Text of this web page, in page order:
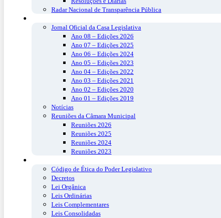
Radar Nacional de Transparência Pública
Jornal Oficial da Casa Legislativa
Ano 08 – Edições 2026
Ano 07 – Edições 2025
Ano 06 – Edições 2024
Ano 05 – Edições 2023
Ano 04 – Edições 2022
Ano 03 – Edições 2021
Ano 02 – Edições 2020
Ano 01 – Edições 2019
Notícias
Reuniões da Câmara Municipal
Reuniões 2026
Reuniões 2025
Reuniões 2024
Reuniões 2023
Código de Ética do Poder Legislativo
Decretos
Lei Orgânica
Leis Ordinárias
Leis Complementares
Leis Consolidadas